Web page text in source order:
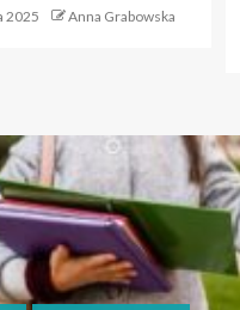
2025 Anna Grabowska